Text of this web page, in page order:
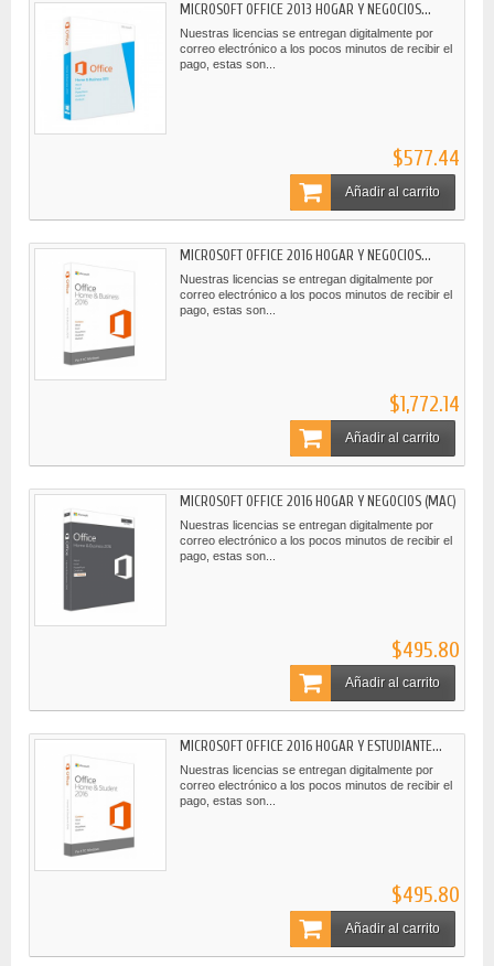
MICROSOFT OFFICE 2013 HOGAR Y NEGOCIOS...
Nuestras licencias se entregan digitalmente por
correo electrónico a los pocos minutos de recibir el
pago, estas son...
$577.44
Añadir al carrito
MICROSOFT OFFICE 2016 HOGAR Y NEGOCIOS...
Nuestras licencias se entregan digitalmente por
correo electrónico a los pocos minutos de recibir el
pago, estas son...
$1,772.14
Añadir al carrito
MICROSOFT OFFICE 2016 HOGAR Y NEGOCIOS (MAC)
Nuestras licencias se entregan digitalmente por
correo electrónico a los pocos minutos de recibir el
pago, estas son...
$495.80
Añadir al carrito
MICROSOFT OFFICE 2016 HOGAR Y ESTUDIANTE...
Nuestras licencias se entregan digitalmente por
correo electrónico a los pocos minutos de recibir el
pago, estas son...
$495.80
Añadir al carrito